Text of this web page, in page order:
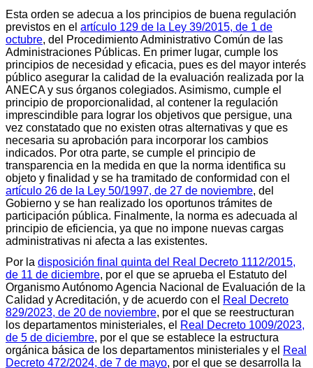
Esta orden se adecua a los principios de buena regulación
previstos en el artículo 129 de la Ley 39/2015, de 1 de
octubre, del Procedimiento Administrativo Común de las
Administraciones Públicas. En primer lugar, cumple los
principios de necesidad y eficacia, pues es del mayor interés
público asegurar la calidad de la evaluación realizada por la
ANECA y sus órganos colegiados. Asimismo, cumple el
principio de proporcionalidad, al contener la regulación
imprescindible para lograr los objetivos que persigue, una
vez constatado que no existen otras alternativas y que es
necesaria su aprobación para incorporar los cambios
indicados. Por otra parte, se cumple el principio de
transparencia en la medida en que la norma identifica su
objeto y finalidad y se ha tramitado de conformidad con el
artículo 26 de la Ley 50/1997, de 27 de noviembre, del
Gobierno y se han realizado los oportunos trámites de
participación pública. Finalmente, la norma es adecuada al
principio de eficiencia, ya que no impone nuevas cargas
administrativas ni afecta a las existentes.
Por la disposición final quinta del Real Decreto 1112/2015,
de 11 de diciembre, por el que se aprueba el Estatuto del
Organismo Autónomo Agencia Nacional de Evaluación de la
Calidad y Acreditación, y de acuerdo con el Real Decreto
829/2023, de 20 de noviembre, por el que se reestructuran
los departamentos ministeriales, el Real Decreto 1009/2023,
de 5 de diciembre, por el que se establece la estructura
orgánica básica de los departamentos ministeriales y el Real
Decreto 472/2024, de 7 de mayo, por el que se desarrolla la